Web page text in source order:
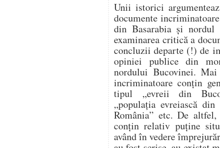
Unii istorici
documente
din Basarabia și nordul
examinarea critică a
concluzii departe (!) de
opiniei publice din
nordului Bucovinei.
incriminatoare conțin
tipul „evreii din
„populația evreiască
România” etc. De
conțin relativ puține
având în vedere